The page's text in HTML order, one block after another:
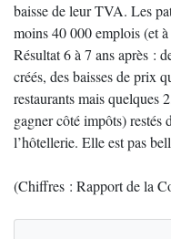
baisse de leur TVA. Les
moins 40 000 emplois (et
Résultat 6 à 7 ans après :
créés, des baisses de prix
restaurants mais quelques
gagner côté impôts) restés
l’hôtellerie. Elle est pas
(Chiffres : Rapport de la